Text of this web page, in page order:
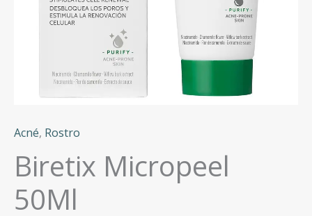
Acné, Rostro
Biretix Micropeel
50Ml